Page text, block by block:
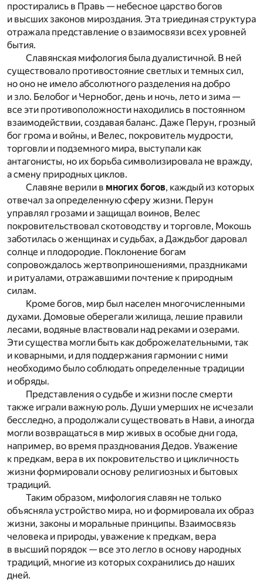
простирались в Правь — небесное царство богов
и высших законов мироздания. Эта триединая структура
отражала представление о взаимосвязи всех уровней
бытия.
Славянская мифология была дуалистичной. В ней
существовало противостояние светлых и темных сил,
но оно не имело абсолютного разделения на добро
и зло. Белобог и Чернобог, день и ночь, лето и зима —
все эти противоположности находились в постоянном
взаимодействии, создавая баланс. Даже Перун, грозный
бог грома и войны, и Велес, покровитель мудрости,
торговли и подземного мира, выступали как
антагонисты, но их борьба символизировала не вражду,
а смену природных циклов.
Славяне верили в многих богов, каждый из которых
отвечал за определенную сферу жизни. Перун
управлял грозами и защищал воинов, Велес
покровительствовал скотоводству и торговле, Мокошь
заботилась о женщинах и судьбах, а Даждьбог даровал
солнце и плодородие. Поклонение богам
сопровождалось жертвоприношениями, праздниками
и ритуалами, отражавшими почтение к природным
силам.
Кроме богов, мир был населен многочисленными
духами. Домовые оберегали жилища, лешие правили
лесами, водяные властвовали над реками и озерами.
Эти существа могли быть как доброжелательными, так
и коварными, и для поддержания гармонии с ними
необходимо было соблюдать определенные традиции
и обряды.
Представления о судьбе и жизни после смерти
также играли важную роль. Души умерших не исчезали
бесследно, а продолжали существовать в Нави, а иногда
могли возвращаться в мир живых в особые дни года,
например, во время празднования Дедов. Уважение
к предкам, вера в их покровительство и цикличность
жизни формировали основу религиозных и бытовых
традиций.
Таким образом, мифология славян не только
объясняла устройство мира, но и формировала их образ
жизни, законы и моральные принципы. Взаимосвязь
человека и природы, уважение к предкам, вера
в высший порядок — все это легло в основу народных
традиций, многие из которых сохранились до наших
дней.